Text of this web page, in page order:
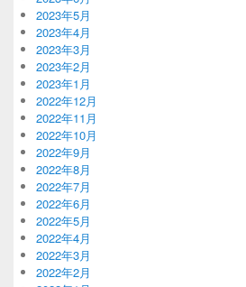
2023年5月
2023年4月
2023年3月
2023年2月
2023年1月
2022年12月
2022年11月
2022年10月
2022年9月
2022年8月
2022年7月
2022年6月
2022年5月
2022年4月
2022年3月
2022年2月